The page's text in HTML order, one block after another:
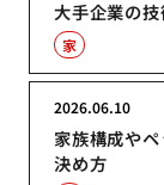
大手企業の
家
家族構成や
決め方
2026.06.10